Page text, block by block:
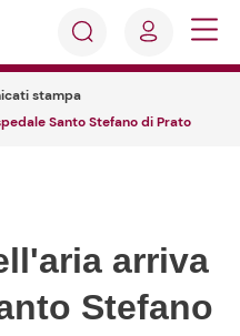
stampa
Santo Stefano di Prato
Stefano